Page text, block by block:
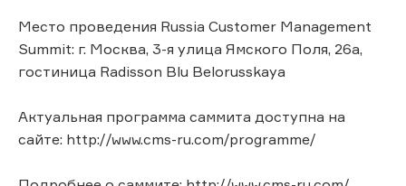
Место проведения Russia Customer Management
Summit: г. Москва, 3-я улица Ямского Поля, 26а,
гостиница Radisson Blu Belorusskaya
Актуальная программа саммита доступна на
сайте: http://www.cms-ru.com/programme/